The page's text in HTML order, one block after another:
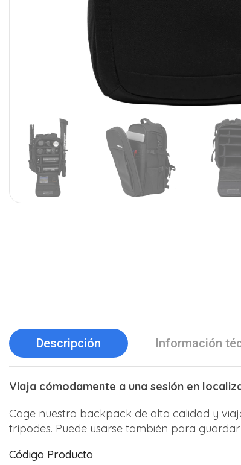
Descripción Información
Viaja cómodamente a una sesión en
Coge nuestro backpack de alta calidad y
trípodes. Puede usarse también para
Código Producto